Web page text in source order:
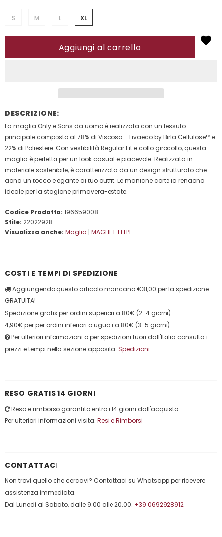
S M L XL
DESCRIZIONE:
La maglia Only e Sons da uomo è realizzata con un tessuto
principale composto al 78% di Viscosa - Livaeco by Birla Cellulose™ e
22% di Poliestere. Con vestibilità Regular Fit e collo girocollo, questa
maglia è perfetta per un look casual e piacevole. Realizzata in
materiale sostenibile, è caratterizzata da un design strutturato che
dona un tocco elegante al tuo outfit. Le maniche corte la rendono
ideale per la stagione primavera-estate.
Codice Prodotto: 196659008
Stile: 22022928
Visualizza anche: Maglia | MAGLIE E FELPE
COSTI E TEMPI DI SPEDIZIONE
Aggiungendo questo articolo mancano €31,00 per la spedizione
GRATUITA!
Spedizione gratis per ordini superiori a 80€ (2-4 giorni)
4,90€ per per ordini inferiori o uguali a 80€ (3-5 giorni)
Per ulteriori informazioni o per spedizioni fuori dall'Italia consulta i
prezzi e tempi nella sezione apposita: Spedizioni
RESO GRATIS 14 GIORNI
Reso e rimborso garantito entro i 14 giorni dall'acquisto.
Per ulteriori informazioni visita: Resi e Rimborsi
CONTATTACI
Non trovi quello che cercavi? Contattaci su Whatsapp per ricevere
assistenza immediata.
Dal Lunedi al Sabato, dalle 9.00 alle 20.00. +39 0692928912